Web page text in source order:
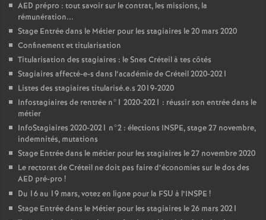
AED prépro : tout savoir sur le contrat, les missions, la
rémunération...
Stage Entrée dans le Métier pour les stagiaires le 20 mars 2020
Confinement et titularisation
Titularisation des stagiaires : le Snes Créteil à tes côtés
Stagiaires affecté-e-s dans l’académie de Créteil 2020-2021
Listes des stagiaires titularisé.e.s 2019-2020
Infostagiaires de rentrée n°1 2020-2021 : réussir son entrée dans le
métier
InfoStagiaires 2020-2021 n°2 : élections INSPE, stage 27 novembre,
indemnités, mutations
Stage Entrée dans le métier pour les stagiaires le 27 novembre 2020
Le rectorat de Créteil ne doit pas faire d’économies sur le dos des
AED pré-pro !
Du 16 au 19 mars, votez en ligne pour la FSU à l’INSPE !
Stage Entrée dans le Métier pour les stagiaires le 26 mars 2021